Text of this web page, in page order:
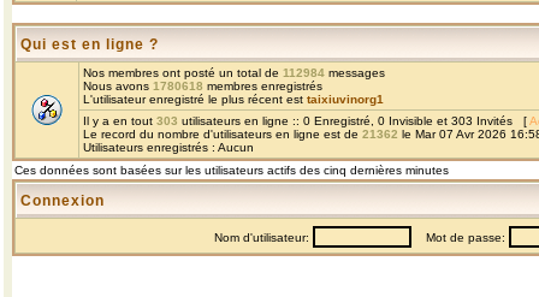
Qui est en ligne ?
Nos membres ont posté un total de 112984 messages
Nous avons 1780618 membres enregistrés
L'utilisateur enregistré le plus récent est taixiuvinorg1
Il y a en tout 303 utilisateurs en ligne :: 0 Enregistré, 0 Invisible et 303 Invités [
Le record du nombre d'utilisateurs en ligne est de 21362 le Mar 07 Avr 2026
Utilisateurs enregistrés : Aucun
Ces données sont basées sur les utilisateurs actifs des cinq dernières minutes
Connexion
Nom d'utilisateur: Mot de passe: